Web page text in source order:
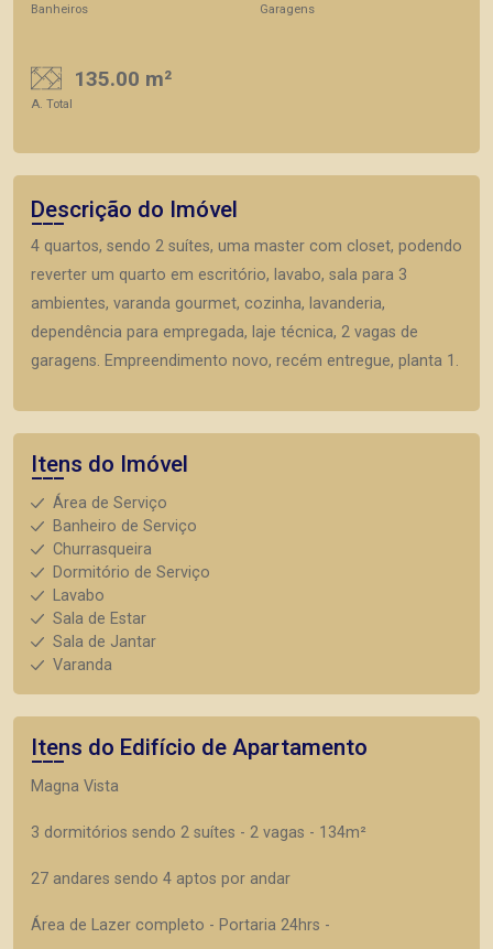
Banheiros Garagens
135.00 m²
A. Total
Descrição do Imóvel
4 quartos, sendo 2 suítes, uma master com closet, podendo
reverter um quarto em escritório, lavabo, sala para 3
ambientes, varanda gourmet, cozinha, lavanderia,
dependência para empregada, laje técnica, 2 vagas de
garagens. Empreendimento novo, recém entregue, planta 1.
Itens do Imóvel
Área de Serviço
Banheiro de Serviço
Churrasqueira
Dormitório de Serviço
Lavabo
Sala de Estar
Sala de Jantar
Varanda
Itens do Edifício de Apartamento
Magna Vista
3 dormitórios sendo 2 suítes - 2 vagas - 134m²
27 andares sendo 4 aptos por andar
Área de Lazer completo - Portaria 24hrs -